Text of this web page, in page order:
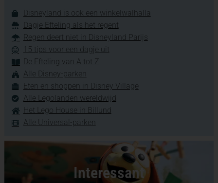
Disneyland is ook een winkelwalhalla
Dagje Efteling als het regent
Regen deert niet in Disneyland Parijs
15 tips voor een dagje uit
De Efteling van A tot Z
Alle Disney-parken
Eten en shoppen in Disney Village
Alle Legolanden wereldwijd
Het Lego House in Billund
Alle Universal-parken
Interessant